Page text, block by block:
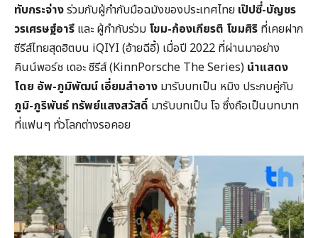
ทับกระจ่างร่วมกับผู้กำกับมือฉมังของประเทศไทย เป๊ปซี่-บัญชร
วรเศรษฐ์อารี และ ผู้กำกับร่วม โขม-ก้องเกียรติ โขมศิริ ที่เคยฝาก
ซีรีส์ไทยสุดฮิตบน iQIYI (อ้ายฉีอี้) เมื่อปี 2022 ที่ผ่านมาอย่าง
คินน์พอร์ช เดอะ ซีรีส์ (KinnPorsche The Series) นำแสดง
โดย อัพ-ภูมิพัฒน์ เอี่ยมสำอาง มารับบทเป็น หมิง ประกบคู่กับ
ภูมิ-ภูริพันธ์ ทรัพย์แสงสวัสดิ์ มารับบทเป็น โจ ซึ่งถือเป็นบทบาท
ที่แฟนๆ ทั่วโลกต่างรอคอย